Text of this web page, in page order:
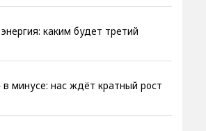
каким будет третий
в минусе: нас ждёт кратный рост